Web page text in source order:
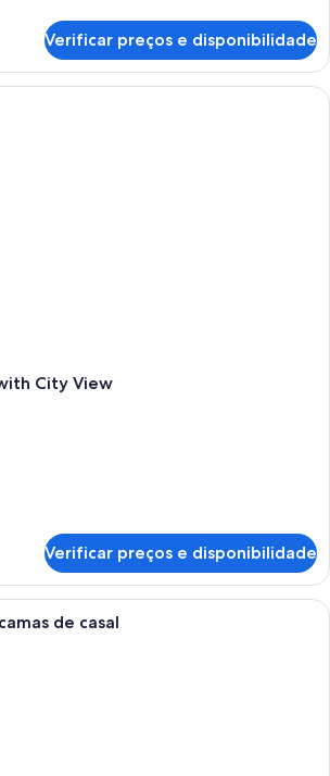
Verificar preços e disponibilidade
City View
Verificar preços e disponibilidade
Quarto de hotel com duas camas,
de casal